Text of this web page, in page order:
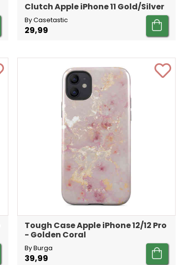
Clutch Apple iPhone 11 Gold/Silver
By Casetastic
29,99
Tough Case Apple iPhone 12/12 Pro
- Golden Coral
By Burga
39,99